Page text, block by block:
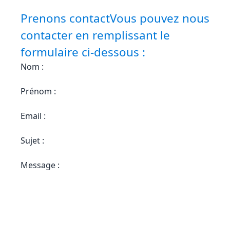
Prenons contactVous pouvez nous
contacter en remplissant le
formulaire ci-dessous :
Nom :
Prénom :
Email :
Sujet :
Message :